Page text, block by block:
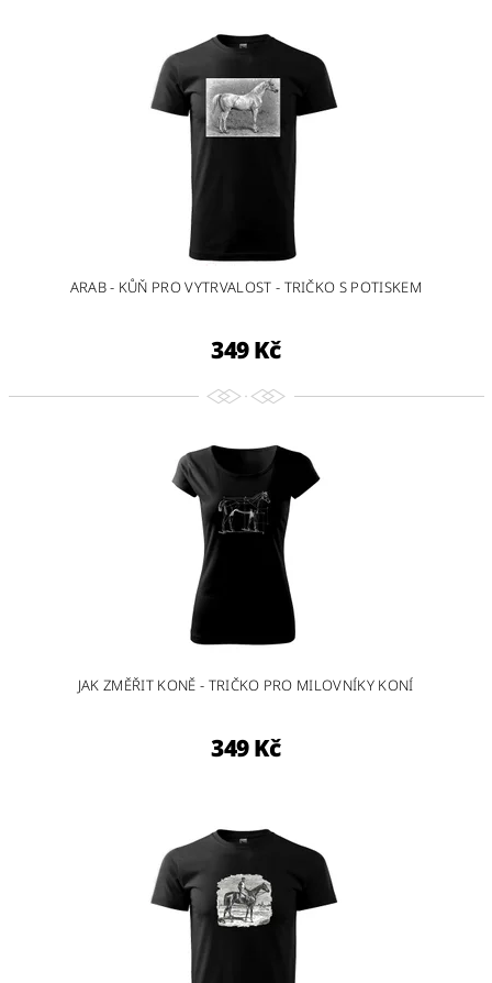
ARAB - KŮŇ PRO VYTRVALOST - TRIČKO S POTISKEM
349 Kč
JAK ZMĚŘIT KONĚ - TRIČKO PRO MILOVNÍKY KONÍ
349 Kč